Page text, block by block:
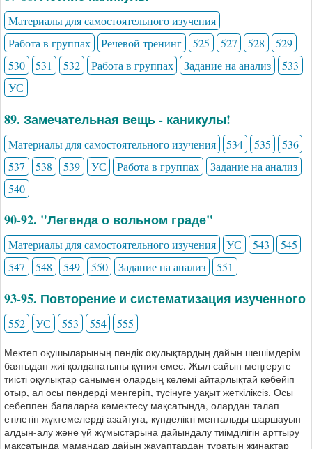
Материалы для самостоятельного изучения
Работа в группах
Речевой тренинг 525 527 528
529
530
531 532 Работа в группах Задание на анализ
533
УС
89. Замечательная вещь - каникулы!
Материалы для самостоятельного изучения 534 535
536
537
538 539 УС Работа в группах
Задание на анализ
540
90-92. "Легенда о вольном граде"
Материалы для самостоятельного изучения УС 543
545
547
548 549 550 Задание на анализ 551
93-95. Повторение и систематизация изученного
552 УС 553 554 555
Мектеп оқушыларының пәндік оқулықтардың дайын шешімдерім
баяғыдан жиі қолданатыны құпия емес. Жыл сайын меңгеруге
тиісті оқулықтар санымен олардың көлемі айтарлықтай көбейіп
отыр, ал осы пәндерді менгеріп, түсінуге уақыт жеткіліксіз. Осы
себеппен балаларға көмектесу мақсатында, олардан талап
етілетін жүктемелерді азайтуға, күнделікті ментальды шаршауын
алдын-алу және үй жұмыстарына дайындалу тиімділігін арттыру
мақсатында мамандар дайын жауаптардан тұратын жинақтар